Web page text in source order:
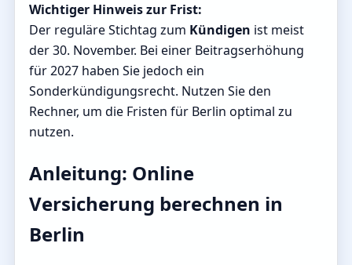
Wichtiger Hinweis zur Frist:
Der reguläre Stichtag zum Kündigen ist meist
der 30. November. Bei einer Beitragserhöhung
für 2027 haben Sie jedoch ein
Sonderkündigungsrecht. Nutzen Sie den
Rechner, um die Fristen für Berlin optimal zu
nutzen.
Anleitung: Online
Versicherung berechnen in
Berlin